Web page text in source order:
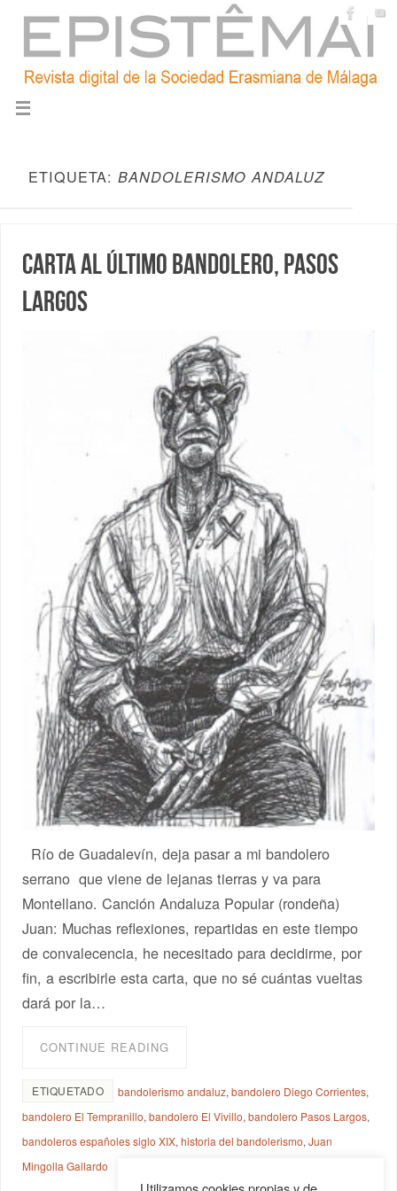
ETIQUETA: BANDOLERISMO ANDALUZ
Carta al último bandolero, Pasos
Largos
Río de Guadalevín, deja pasar a mi bandolero
serrano que viene de lejanas tierras y va para
Montellano. Canción Andaluza Popular (rondeña)
Juan: Muchas reflexiones, repartidas en este tiempo
de convalecencia, he necesitado para decidirme, por
fin, a escribirle esta carta, que no sé cuántas vueltas
dará por la…
CONTINUE READING
ETIQUETADO bandolerismo andaluz,bandolero Diego Corrientes,
bandolero El Tempranillo,bandolero El Vivillo,bandolero Pasos Largos,
bandoleros españoles siglo XIX,historia del bandolerismo,Juan
Mingolla Gallardo